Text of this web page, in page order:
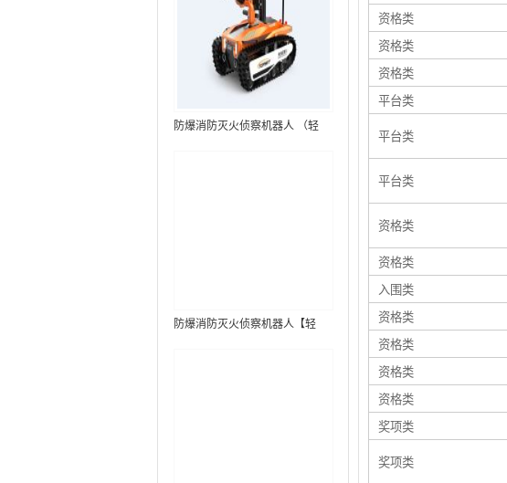
防爆消防灭火侦察机器人 （轻
防爆消防灭火侦察机器人【轻
资格类
资格类
资格类
平台类
平台类
平台类
资格类
资格类
入围类
资格类
资格类
资格类
资格类
奖项类
奖项类